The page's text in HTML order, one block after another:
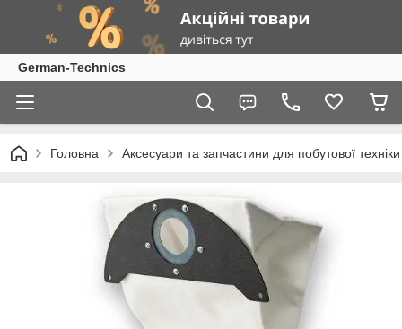
German-Technics
Головна Аксесуари та запчастини для побутової